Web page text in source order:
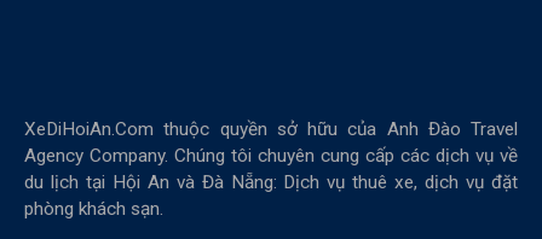
XeDiHoiAn.Com thuộc quyền sở hữu của Anh Đào Travel
Agency Company. Chúng tôi chuyên cung cấp các dịch vụ về
du lịch tại Hội An và Đà Nẵng: Dịch vụ thuê xe, dịch vụ đặt
phòng khách sạn.